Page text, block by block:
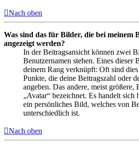
Nach oben
Was sind das für Bilder, die bei meinem
angezeigt werden?
In der Beitragsansicht können zwei
Benutzernamen stehen. Eines dieser
deinem Rang verknüpft: Oft sind
Punkte, die deine Beitragszahl oder
angeben. Das andere, meist
„Avatar“ bezeichnet. Es handelt sich
ein persönliches Bild, welches von
unterschiedlich ist.
Nach oben